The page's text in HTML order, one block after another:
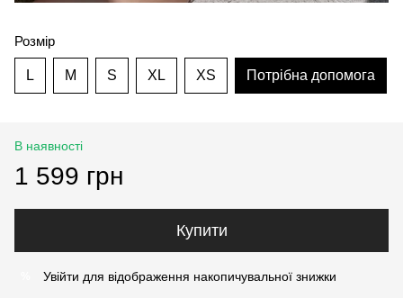
Розмір
L M S XL XS Потрібна допомога
В наявності
1 599 грн
Купити
Увійти для відображення накопичувальної знижки